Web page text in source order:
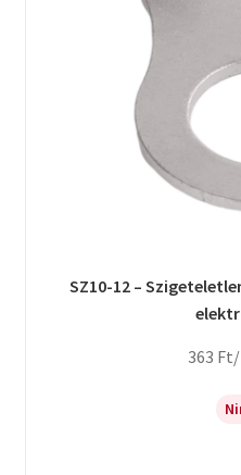
SZ10-12 –
363 Ft